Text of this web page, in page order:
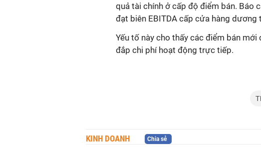
quả tài chính ở cấp độ điểm bán. Báo
đạt biên EBITDA cấp cửa hàng
Yếu tố này cho thấy các điểm bán
đắp chi phí hoạt động trực tiếp.
KINH DOANH Chia sẻ